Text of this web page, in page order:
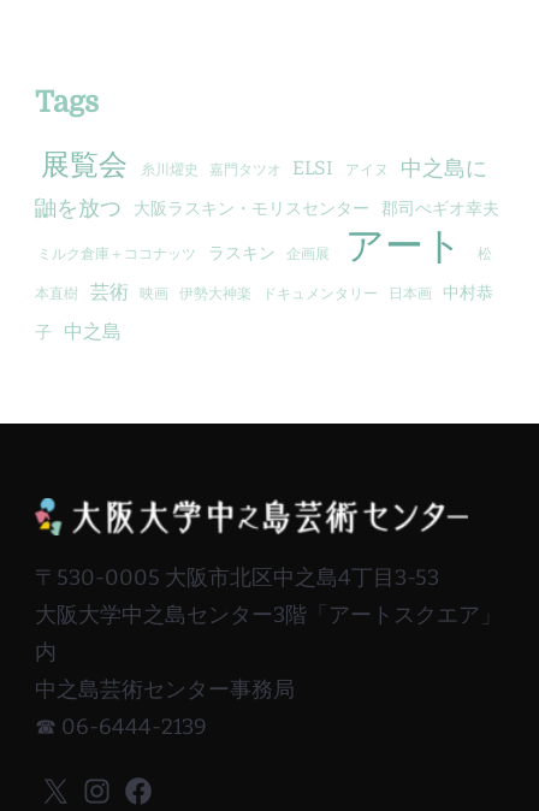
Tags
展覧会
糸川燿史 嘉門タツオ ELSI アイヌ
中之島に
鼬を放つ
大阪ラスキン・モリスセンター 郡司ぺギオ幸夫
ミルク倉庫＋ココナッツ ラスキン 企画展 アート 松
本直樹 芸術 映画 伊勢大神楽 ドキュメンタリー 日本画
中村恭
子
中之島
〒530-0005 大阪市北区中之島4丁目3-53
大阪大学中之島センター3階「アートスクエア」
内
中之島芸術センター事務局
☎ 06-6444-2139
X Instagram
Facebook